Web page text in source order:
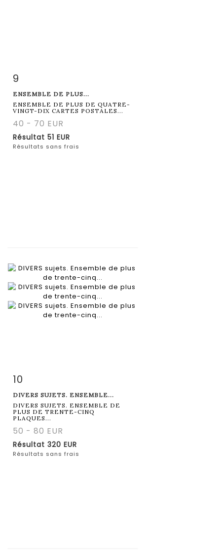
Fiche détaillée
9
ENSEMBLE DE PLUS...
ENSEMBLE DE PLUS DE QUATRE-
VINGT-DIX CARTES POSTALES...
40 - 70 EUR
Résultat 51 EUR
Résultats sans frais
Fiche détaillée
10
DIVERS SUJETS. ENSEMBLE...
DIVERS SUJETS. ENSEMBLE DE
PLUS DE TRENTE-CINQ
PLAQUES...
50 - 80 EUR
Résultat 320 EUR
Résultats sans frais